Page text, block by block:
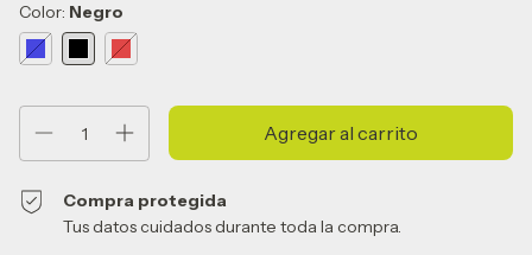
Color: Negro
Compra protegida
Tus datos cuidados durante toda la compra.